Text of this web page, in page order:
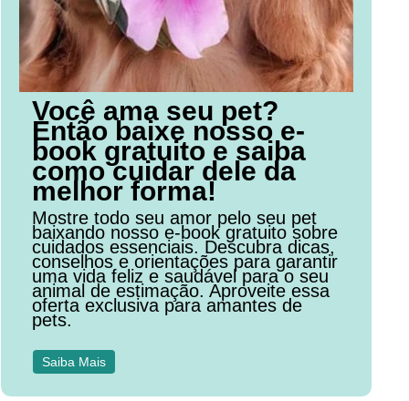
Você ama seu pet?
Então baixe nosso e-
book gratuito e saiba
como cuidar dele da
melhor forma!
Mostre todo seu amor pelo seu pet
baixando nosso e-book gratuito sobre
cuidados essenciais. Descubra dicas,
conselhos e orientações para garantir
uma vida feliz e saudável para o seu
animal de estimação. Aproveite essa
oferta exclusiva para amantes de
pets.
Saiba Mais